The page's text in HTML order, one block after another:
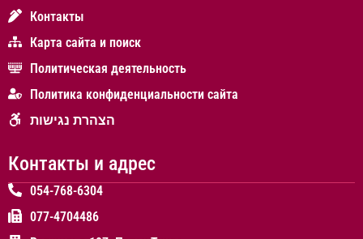
Контакты
Карта сайта и поиск
Политическая деятельность
Политика конфиденциальности сайта
הצהרת נגישות
Контакты и адрес
054-768-6304
077-4704486